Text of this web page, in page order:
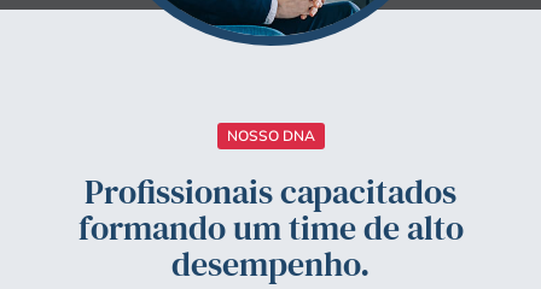
NOSSO DNA
Profissionais capacitados
formando um time de alto
desempenho.